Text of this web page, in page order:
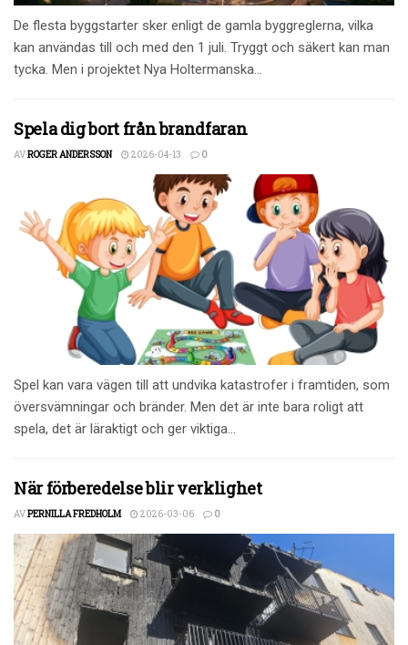
De flesta byggstarter sker enligt de gamla byggreglerna, vilka
kan användas till och med den 1 juli. Tryggt och säkert kan man
tycka. Men i projektet Nya Holtermanska...
Spela dig bort från brandfaran
AVROGER ANDERSSON 2026-04-13 0
Spel kan vara vägen till att undvika katastrofer i framtiden, som
översvämningar och bränder. Men det är inte bara roligt att
spela, det är läraktigt och ger viktiga...
När förberedelse blir verklighet
AVPERNILLA FREDHOLM 2026-03-06 0